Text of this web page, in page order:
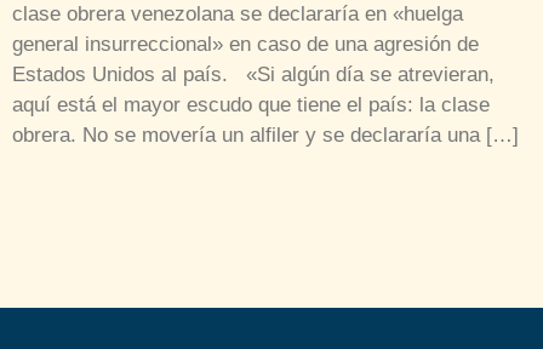
clase obrera venezolana se declararía en «huelga
general insurreccional» en caso de una agresión de
Estados Unidos al país. «Si algún día se atrevieran,
aquí está el mayor escudo que tiene el país: la clase
obrera. No se movería un alfiler y se declararía una […]